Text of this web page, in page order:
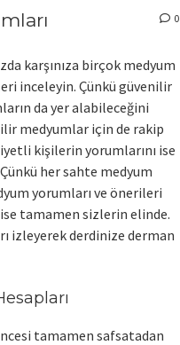
0
karşınıza birçok medyum
inceleyin. Çünkü güvenilir
da yer alabileceğini
medyumlar için de rakip
kişilerin yorumlarını ise
her sahte medyum
yorumları ve önerileri
tamamen sizlerin elinde.
izleyerek derdinize derman
tamamen safsatadan